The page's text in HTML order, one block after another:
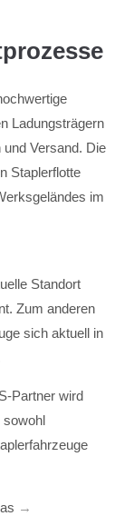
Ladungsträgern
Versand. Die
Staplerflotte
im
Standort
Zum anderen
sich aktuell in
Partner wird
sowohl
→